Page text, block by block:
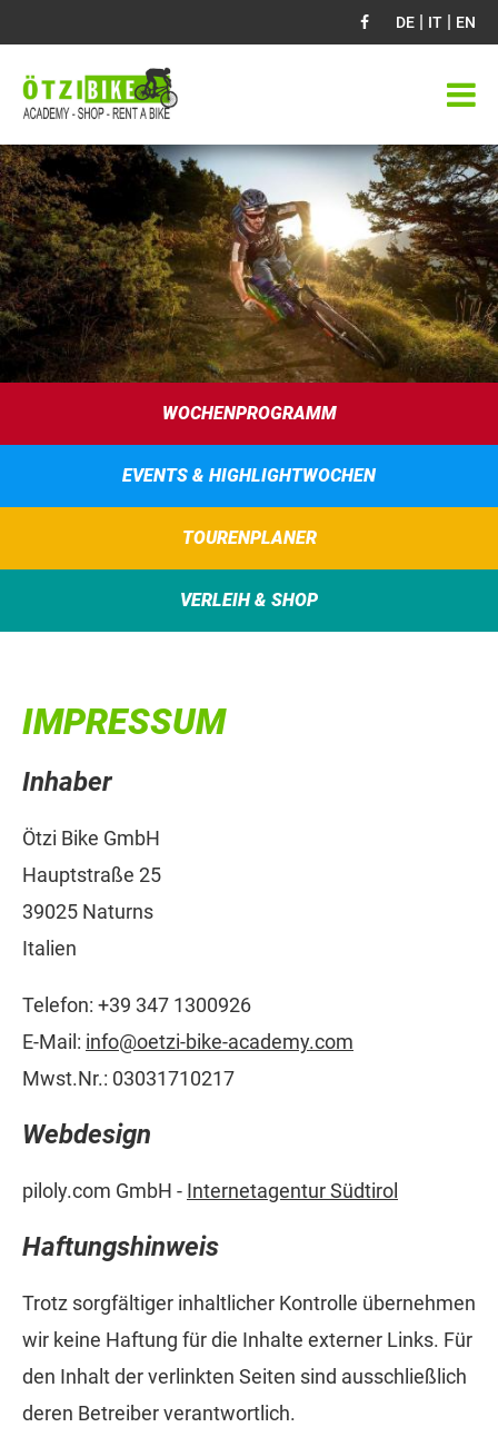
DE | IT | EN
WOCHENPROGRAMM
EVENTS & HIGHLIGHTWOCHEN
TOURENPLANER
VERLEIH & SHOP
IMPRESSUM
Inhaber
Ötzi Bike GmbH
Hauptstraße 25
39025 Naturns
Italien
Telefon: +39 347 1300926
E-Mail: info@oetzi-bike-academy.com
Mwst.Nr.: 03031710217
Webdesign
piloly.com GmbH - Internetagentur Südtirol
Haftungshinweis
Trotz sorgfältiger inhaltlicher Kontrolle übernehmen
wir keine Haftung für die Inhalte externer Links. Für
den Inhalt der verlinkten Seiten sind ausschließlich
deren Betreiber verantwortlich.